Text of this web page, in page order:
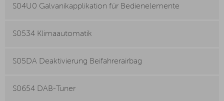
S04U0 Galvanikapplikation für Bedienelemente
S0534 Klimaautomatik
S05DA Deaktivierung Beifahrerairbag
S0654 DAB-Tuner